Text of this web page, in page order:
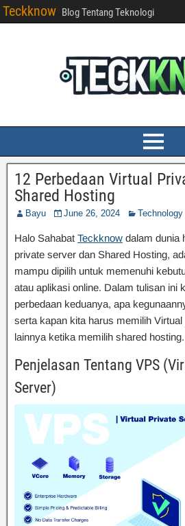
Teckknow Blog Tentang Teknologi
12 Perbedaan Virtual
Shared Hosting
Bayu June 26, 2024 Technology
Halo Sahabat Teckknow dalam dunia
private server dan Shared Hosting,
mampu dipilih untuk memenuhi
atau aplikasi online. Dalam tulisan ini
perbedaan keduanya, apa
serta kapan kita harus memilih
lainnya ketika memilih shared hosting.
Penjelasan Tentang VPS
Server)